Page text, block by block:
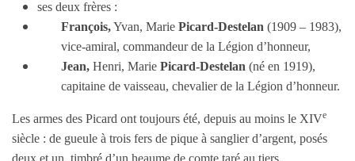
ses deux frères :
François,Yvan, Marie Picard-Destelan (1909 – 1983),
vice-amiral, commandeur de la Légion d’honneur,
Jean, Henri, Marie Picard-Destelan (né en 1919),
capitaine de vaisseau, chevalier de la Légion d’honneur.
Les armes des Picard ont toujours été, depuis au moins le XIVe
siècle : de gueule à trois fers de pique à sanglier d’argent, posés
deux et un, timbré d’un heaume de comte taré au tiers.